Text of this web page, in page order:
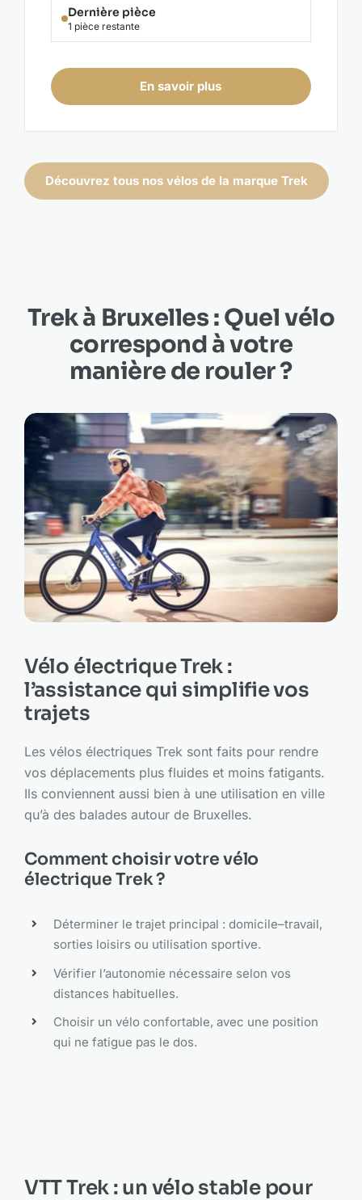
Dernière pièce
1 pièce restante
En savoir plus
Découvrez tous nos vélos de la marque Trek
Trek à Bruxelles : Quel vélo
correspond à votre
manière de rouler ?
Vélo électrique Trek :
l’assistance qui simplifie vos
trajets
Les vélos électriques Trek sont faits pour rendre
vos déplacements plus fluides et moins fatigants.
Ils conviennent aussi bien à une utilisation en ville
qu’à des balades autour de Bruxelles.
Comment choisir votre vélo
électrique Trek ?
Déterminer le trajet principal : domicile–travail,
sorties loisirs ou utilisation sportive.
Vérifier l’autonomie nécessaire selon vos
distances habituelles.
Choisir un vélo confortable, avec une position
qui ne fatigue pas le dos.
VTT Trek : un vélo stable pour